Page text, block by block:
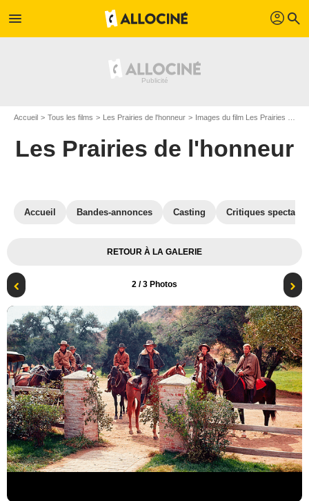
menu profil search
Accueil Tous les films Les Prairies de l'honneur Images du film Les Prairies de l'honneur
Les Prairies de l'honneur
Accueil Bandes-annonces Casting Critiques
RETOUR À LA GALERIE
2 / 3 Photos